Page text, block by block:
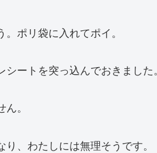
ポリ袋に入れてポイ。
ートを突っ込んでおきました。
。
、わたしには無理そうです。